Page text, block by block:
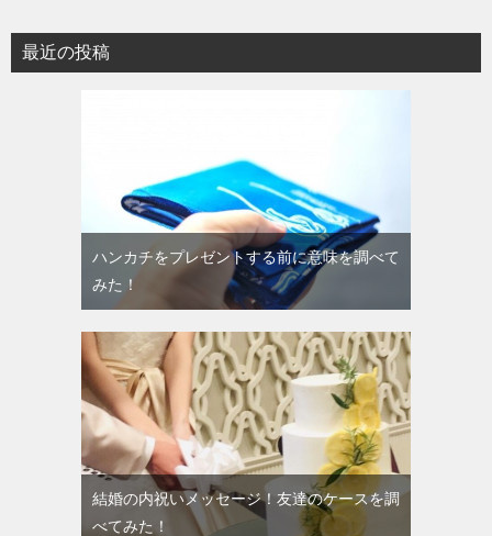
最近の投稿
ハンカチをプレゼントする前に意味を調べて
みた！
結婚の内祝いメッセージ！友達のケースを調
べてみた！